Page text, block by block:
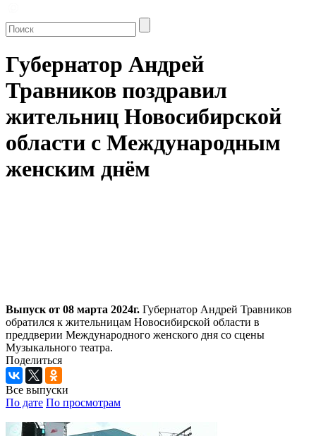
Губернатор Андрей
Травников поздравил
жительниц Новосибирской
области с Международным
женским днём
Выпуск от 08 марта 2024г. Губернатор Андрей Травников
обратился к жительницам Новосибирской области в
преддверии Международного женского дня со сцены
Музыкального театра.
Поделиться
Все выпуски
По дате По просмотрам